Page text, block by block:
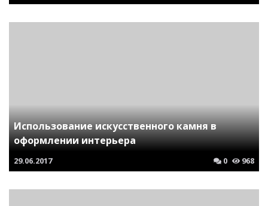
Использование искусственного камня в
оформлении интерьера
29.06.2017 0 968